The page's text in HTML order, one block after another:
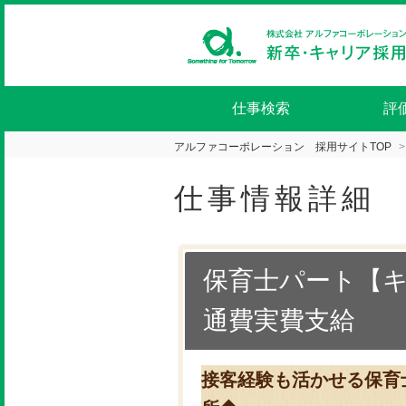
仕事検索 評
アルファコーポレーション 採用サイトTOP
仕事情報詳細
保育士パート【
通費実費支給
接客経験も活かせる保